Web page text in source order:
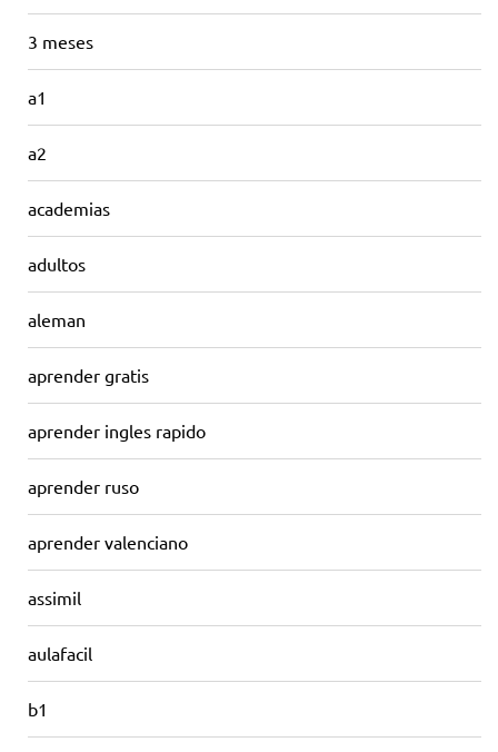
3 meses
a1
a2
academias
adultos
aleman
aprender gratis
aprender ingles rapido
aprender ruso
aprender valenciano
assimil
aulafacil
b1